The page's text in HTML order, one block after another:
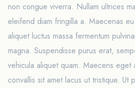
non congue viverra. Nullam ultrices
eleifend diam fringilla a. Maecenas
aliquet luctus massa fermentum
magna. Suspendisse purus erat,
vehicula aliquet quam. Maecens eget
convallis sit amet lacus ut tristique. Ut